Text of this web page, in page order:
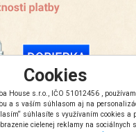
Cookies
House s.r.o., IČO 51012456 ,
a s vaším súhlasom aj na
súhlasíte s využívaním cookies a
cielenej reklamy na sociálnych